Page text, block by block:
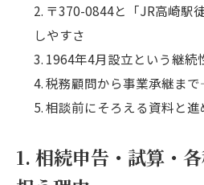
〒370-0844と「JR高崎駅
しやすさ
1964年4月設立という継続
税務顧問から事業承継ま
相談前にそろえる資料と進
1. 相続申告・試算・